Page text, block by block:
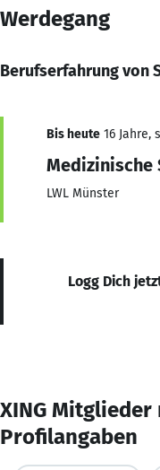
Werdegang
Berufserfahrung von
Bis heute 16 Jahre,
Medizinische
LWL Münster
Logg Dich
XING
Profilangaben